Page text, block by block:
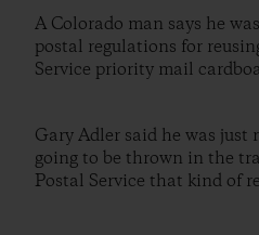
A Colorado man says he
postal regulations for
Service priority mail
Gary Adler said he was just
going to be thrown in the
Postal Service that kind of